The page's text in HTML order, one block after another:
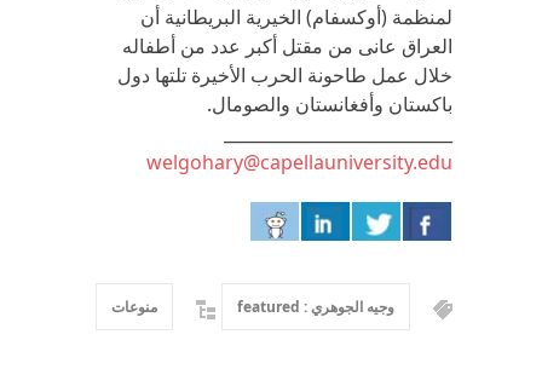
لمنظمة (أوكسفام) الخيرية البريطانية أن
العراق عانى من مقتل أكبر عدد من أطفاله
خلال عمل طاحونة الحرب الأخيرة تلتها دول
باكستان وأفغانستان والصومال.
welgohary@capellauniversity.edu
وجيه الجوهري : featured منوعات